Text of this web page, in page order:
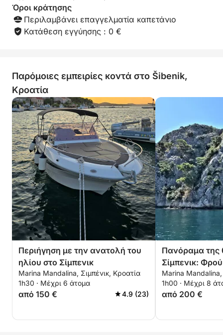
Όροι κράτησης
Περιλαμβάνει επαγγελματία καπετάνιο
Κατάθεση εγγύησης : 0 €
Παρόμοιες εμπειρίες κοντά στο Šibenik,
Κροατία
Περιήγηση με την ανατολή του
ηλίου στο Σίμπενικ
Marina Mandalina, Σιμπένικ, Κροατία
1h30 · Μέχρι 6 άτομα
από 150 € 4.9 (23)
Πανόραμα της
Σίμπενικ:
και θρύλοι
Marina Mandalina,
1h00 · Μέχρι 8
από 200 €